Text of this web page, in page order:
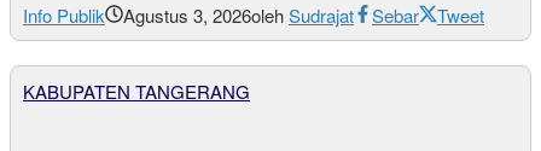
Info Publik Agustus 3, 2026olehSudrajat Sebar Tweet
KABUPATEN TANGERANG